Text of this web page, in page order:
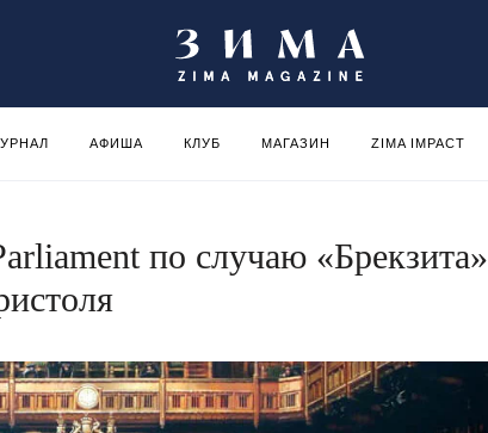
АФИША КЛУБ МАГАЗИН ZIMA IMPACT
по случаю «Брекзита»